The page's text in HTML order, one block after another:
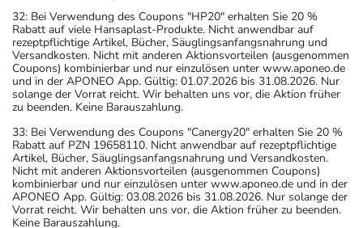
32: Bei Verwendung des Coupons "HP20" erhalten Sie 20 %
Rabatt auf viele Hansaplast-Produkte. Nicht anwendbar auf
rezeptpflichtige Artikel, Bücher, Säuglingsanfangsnahrung und
Versandkosten. Nicht mit anderen Aktionsvorteilen (ausgenommen
Coupons) kombinierbar und nur einzulösen unter www.aponeo.de
und in der APONEO App. Gültig: 01.07.2026 bis 31.08.2026. Nur
solange der Vorrat reicht. Wir behalten uns vor, die Aktion früher
zu beenden. Keine Barauszahlung.
33: Bei Verwendung des Coupons "Canergy20" erhalten Sie 20 %
Rabatt auf PZN 19658110. Nicht anwendbar auf rezeptpflichtige
Artikel, Bücher, Säuglingsanfangsnahrung und Versandkosten.
Nicht mit anderen Aktionsvorteilen (ausgenommen Coupons)
kombinierbar und nur einzulösen unter www.aponeo.de und in der
APONEO App. Gültig: 03.08.2026 bis 31.08.2026. Nur solange der
Vorrat reicht. Wir behalten uns vor, die Aktion früher zu beenden.
Keine Barauszahlung.